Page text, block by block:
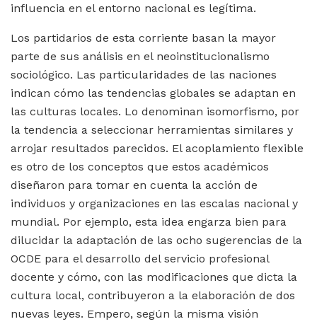
influencia en el entorno nacional es legítima.
Los partidarios de esta corriente basan la mayor
parte de sus análisis en el neoinstitucionalismo
sociológico. Las particularidades de las naciones
indican cómo las tendencias globales se adaptan en
las culturas locales. Lo denominan isomorfismo, por
la tendencia a seleccionar herramientas similares y
arrojar resultados parecidos. El acoplamiento flexible
es otro de los conceptos que estos académicos
diseñaron para tomar en cuenta la acción de
individuos y organizaciones en las escalas nacional y
mundial. Por ejemplo, esta idea engarza bien para
dilucidar la adaptación de las ocho sugerencias de la
OCDE para el desarrollo del servicio profesional
docente y cómo, con las modificaciones que dicta la
cultura local, contribuyeron a la elaboración de dos
nuevas leyes. Empero, según la misma visión